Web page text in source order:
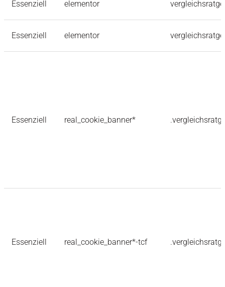
Essenziell elementor
Essenziell elementor
Essenziell real_cookie_banner*
Essenziell real_cookie_banner*-tcf